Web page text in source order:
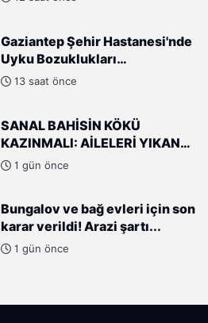
Gaziantep Şehir Hastanesi'nde
Uyku Bozuklukları
Laboratuvarı Hizmete Açıldı
13 saat önce
SANAL BAHİSİN KÖKÜ
KAZINMALI: AİLELERİ YIKAN
SANAL TUZAK!
1 gün önce
Bungalov ve bağ evleri için son
karar verildi! Arazi şartı...
1 gün önce